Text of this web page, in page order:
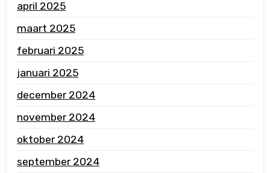
april 2025
maart 2025
februari 2025
januari 2025
december 2024
november 2024
oktober 2024
september 2024